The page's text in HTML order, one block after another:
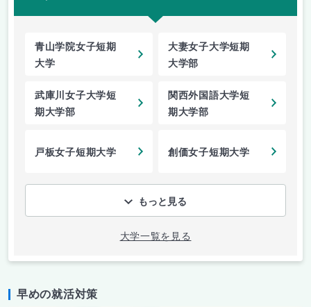
青山学院女子短期
大学
大妻女子大学短期
大学部
武庫川女子大学短
期大学部
関西外国語大学短
期大学部
戸板女子短期大学 創価女子短期大学
もっと見る
大学一覧を見る
早めの就活対策